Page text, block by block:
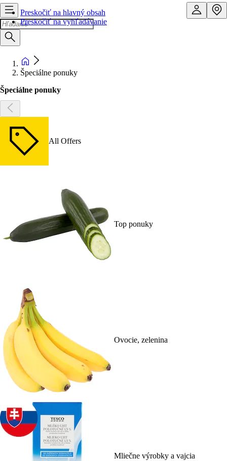
Preskočiť na hlavný obsah
Preskočiť na vyhľadávanie
Špeciálne ponuky
Špeciálne ponuky
All Offers
Top ponuky
Ovocie, zelenina
Mliečne výrobky a vajcia